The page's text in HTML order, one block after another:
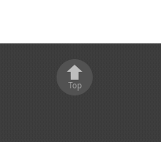
Top